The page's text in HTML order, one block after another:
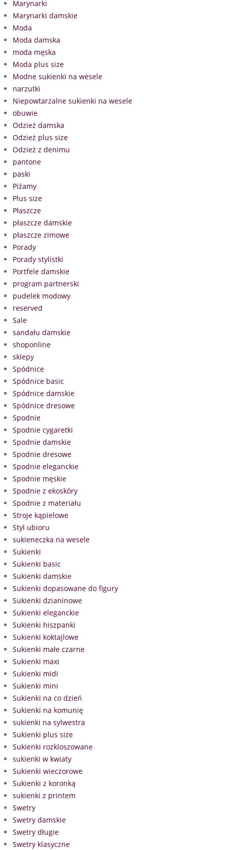
Marynarki
Marynarki damskie
Moda
Moda damska
moda męska
Moda plus size
Modne sukienki na wesele
narzutki
Niepowtarzalne sukienki na wesele
obuwie
Odzież damska
Odzież plus size
Odzież z denimu
pantone
paski
Piżamy
Plus size
Płaszcze
płaszcze damskie
płaszcze zimowe
Porady
Porady stylistki
Portfele damskie
program partnerski
pudelek modowy
reserved
Sale
sandału damskie
shoponline
sklepy
Spódnice
Spódnice basic
Spódnice damskie
Spódnice dresowe
Spodnie
Spodnie cygaretki
Spodnie damskie
Spodnie dresowe
Spodnie eleganckie
Spodnie męskie
Spodnie z ekoskóry
Spodnie z materiału
Stroje kąpielowe
Styl ubioru
sukieneczka na wesele
Sukienki
Sukienki basic
Sukienki damskie
Sukienki dopasowane do figury
Sukienki dzianinowe
Sukienki eleganckie
Sukienki hiszpanki
Sukienki koktajlowe
Sukienki małe czarne
Sukienki maxi
Sukienki midi
Sukienki mini
Sukienki na co dzień
Sukienki na komunię
sukienki na sylwestra
Sukienki plus size
Sukienki rozkloszowane
sukienki w kwiaty
Sukienki wieczorowe
Sukienki z koronką
sukienki z printem
Swetry
Swetry damskie
Swetry długie
Swetry klasyczne